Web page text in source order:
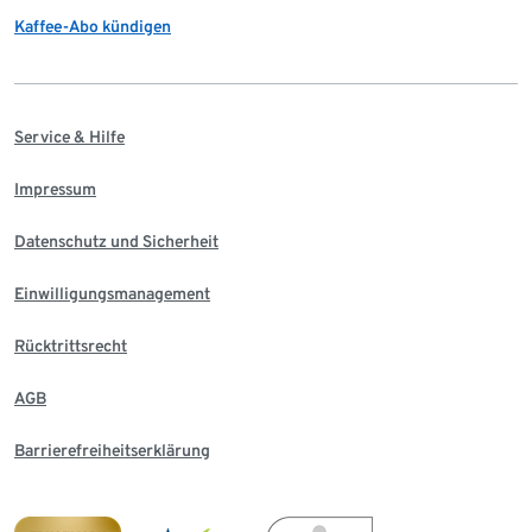
Kaffee-Abo kündigen
Service & Hilfe
Impressum
Datenschutz und Sicherheit
Einwilligungsmanagement
Rücktrittsrecht
AGB
Barrierefreiheitserklärung